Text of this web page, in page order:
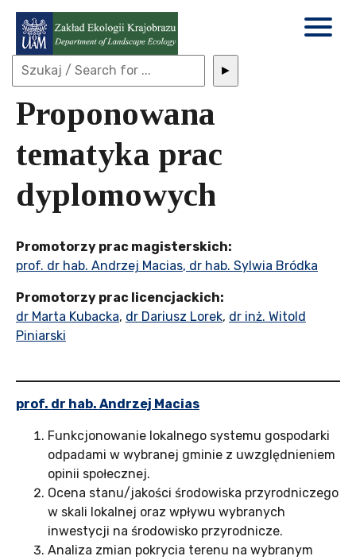
►
Proponowana
tematyka prac
dyplomowych
Promotorzy prac magisterskich:
prof. dr hab. Andrzej Macias, dr hab. Sylwia Bródka
Promotorzy prac licencjackich:
dr Marta Kubacka, dr Dariusz Lorek, dr inż. Witold
Piniarski
prof. dr hab. Andrzej Macias
Funkcjonowanie lokalnego systemu gospodarki
odpadami w wybranej gminie z uwzględnieniem
opinii społecznej.
Ocena stanu/jakości środowiska przyrodniczego
w skali lokalnej oraz wpływu wybranych
inwestycji na środowisko przyrodnicze.
Analiza zmian pokrycia terenu na wybranym